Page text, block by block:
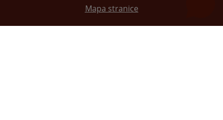
Mapa stranice